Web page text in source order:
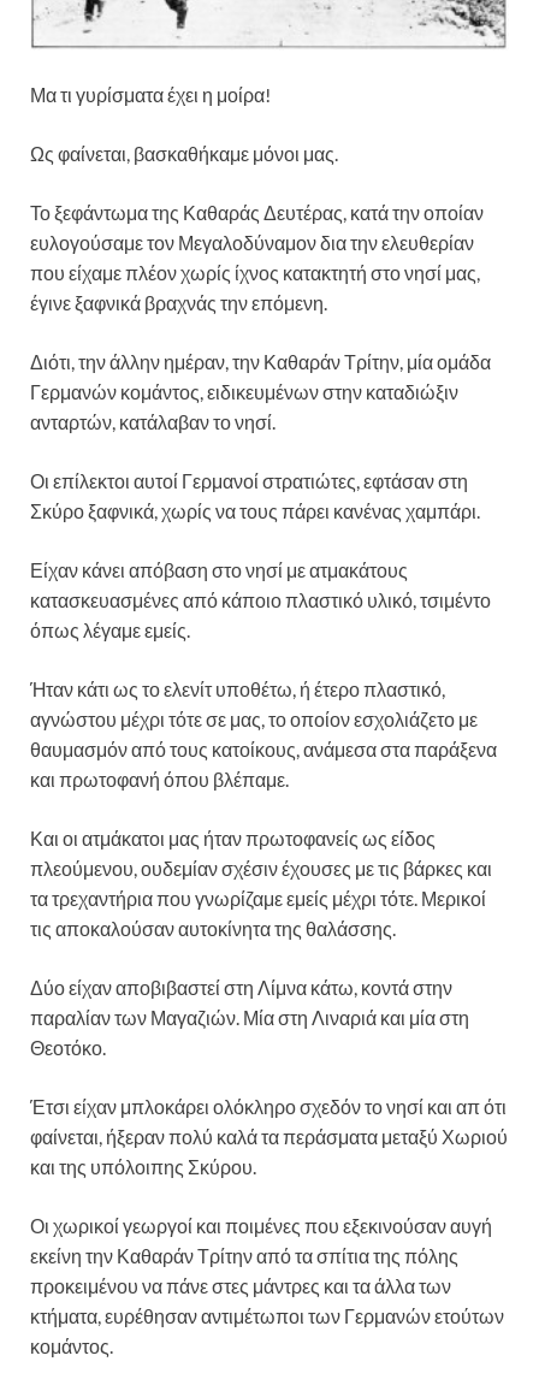
Μα τι γυρίσματα έχει η μοίρα!
Ως φαίνεται, βασκαθήκαμε μόνοι μας.
Το ξεφάντωμα της Καθαράς Δευτέρας, κατά την οποίαν
ευλογούσαμε τον Μεγαλοδύναμον δια την ελευθερίαν
που είχαμε πλέον χωρίς ίχνος κατακτητή στο νησί μας,
έγινε ξαφνικά βραχνάς την επόμενη.
Διότι, την άλλην ημέραν, την Καθαράν Τρίτην, μία ομάδα
Γερμανών κομάντος, ειδικευμένων στην καταδιώξιν
ανταρτών, κατάλαβαν το νησί.
Οι επίλεκτοι αυτοί Γερμανοί στρατιώτες, εφτάσαν στη
Σκύρο ξαφνικά, χωρίς να τους πάρει κανένας χαμπάρι.
Είχαν κάνει απόβαση στο νησί με ατμακάτους
κατασκευασμένες από κάποιο πλαστικό υλικό, τσιμέντο
όπως λέγαμε εμείς.
Ήταν κάτι ως το ελενίτ υποθέτω, ή έτερο πλαστικό,
αγνώστου μέχρι τότε σε μας, το οποίον εσχολιάζετο με
θαυμασμόν από τους κατοίκους, ανάμεσα στα παράξενα
και πρωτοφανή όπου βλέπαμε.
Και οι ατμάκατοι μας ήταν πρωτοφανείς ως είδος
πλεούμενου, ουδεμίαν σχέσιν έχουσες με τις βάρκες και
τα τρεχαντήρια που γνωρίζαμε εμείς μέχρι τότε. Μερικοί
τις αποκαλούσαν αυτοκίνητα της θαλάσσης.
Δύο είχαν αποβιβαστεί στη Λίμνα κάτω, κοντά στην
παραλίαν των Μαγαζιών. Μία στη Λιναριά και μία στη
Θεοτόκο.
Έτσι είχαν μπλοκάρει ολόκληρο σχεδόν το νησί και απ ότι
φαίνεται, ήξεραν πολύ καλά τα περάσματα μεταξύ Χωριού
και της υπόλοιπης Σκύρου.
Οι χωρικοί γεωργοί και ποιμένες που εξεκινούσαν αυγή
εκείνη την Καθαράν Τρίτην από τα σπίτια της πόλης
προκειμένου να πάνε στες μάντρες και τα άλλα των
κτήματα, ευρέθησαν αντιμέτωποι των Γερμανών ετούτων
κομάντος.